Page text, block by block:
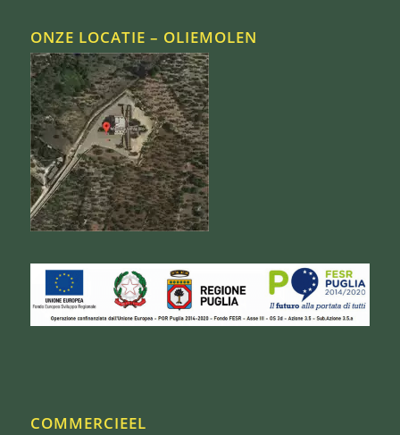
ONZE LOCATIE – OLIEMOLEN
COMMERCIEEL